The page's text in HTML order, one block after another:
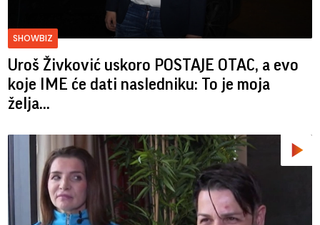
SHOWBIZ
Uroš Živković uskoro POSTAJE OTAC, a evo
koje IME će dati nasledniku: To je moja
želja...